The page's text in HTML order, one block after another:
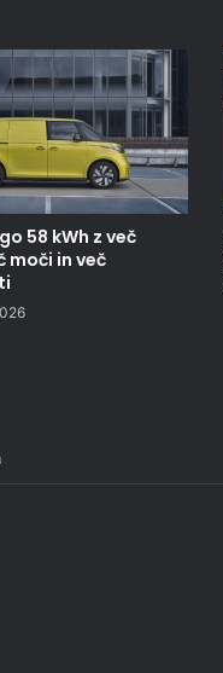
58 kWh z več
moči in več